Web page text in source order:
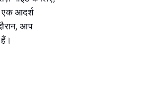
एक आदर्श
आप